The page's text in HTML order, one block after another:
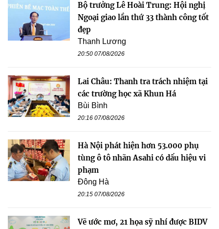
Bộ trưởng Lê Hoài Trung: Hội nghị
Ngoại giao lần thứ 33 thành công tốt
đẹp
Thanh Lương
20:50 07/08/2026
Lai Châu: Thanh tra trách nhiệm tại
các trường học xã Khun Há
Bùi Bình
20:16 07/08/2026
Hà Nội phát hiện hơn 53.000 phụ
tùng ô tô nhãn Asahi có dấu hiệu vi
phạm
Đông Hà
20:15 07/08/2026
Vẽ ước mơ, 21 họa sỹ nhí được BIDV